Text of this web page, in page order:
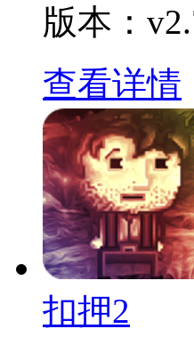
版本：
查看详情
扣押2